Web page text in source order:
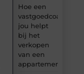
Hoe een
vastgoedcoach
jou helpt
bij het
verkopen
van een
appartement